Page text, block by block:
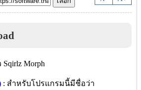
: สำหรับโปรแกรมนี้มีชื่อว่า